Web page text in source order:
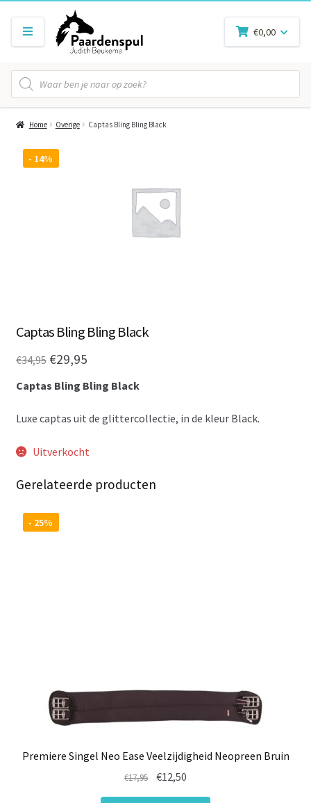
Producten
zoeken
€0,00
Home Overige Captas Bling Bling Black
- 14%
Captas Bling Bling Black
€34,95 Oorspronkelijke
prijs
€34,95.
€29,95Huidige
prijs
€29,95.
Captas Bling Bling Black
Luxe captas uit de glittercollectie, in de kleur Black.
Uitverkocht
Gerelateerde producten
Premiere Singel Neo Ease Veelzijdigheid Neopreen Bruin
- 25%
€17,95
Oorspronkelijke
prijs
€12,50
prijs